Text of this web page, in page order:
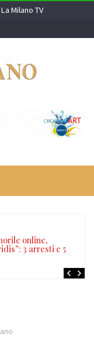
La Milano TV
online,
3 arresti e 5